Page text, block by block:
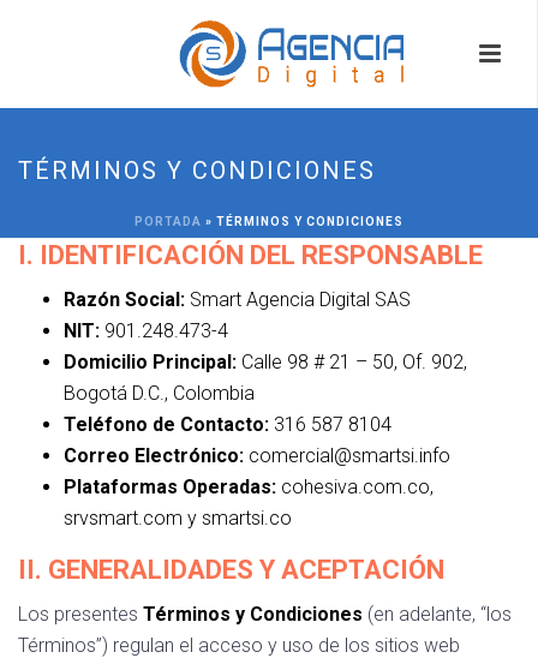
TÉRMINOS Y CONDICIONES
PORTADA » TÉRMINOS Y CONDICIONES
I. IDENTIFICACIÓN DEL RESPONSABLE
Razón Social:Smart Agencia Digital SAS
NIT:901.248.473-4
Domicilio Principal:Calle 98 # 21 – 50, Of. 902,
Bogotá D.C., Colombia
Teléfono de Contacto:316 587 8104
Correo Electrónico:comercial@smartsi.info
Plataformas Operadas:cohesiva.com.co,
srvsmart.com y smartsi.co
II. GENERALIDADES Y ACEPTACIÓN
Los presentes Términos y Condiciones (en adelante, “los
Términos”) regulan el acceso y uso de los sitios web